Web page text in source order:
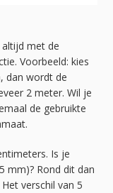
met de
Voorbeeld: kies
dan wordt de
2 meter. Wil je
de gebruikte
Is je
mm)? Rond dit dan
verschil van 5